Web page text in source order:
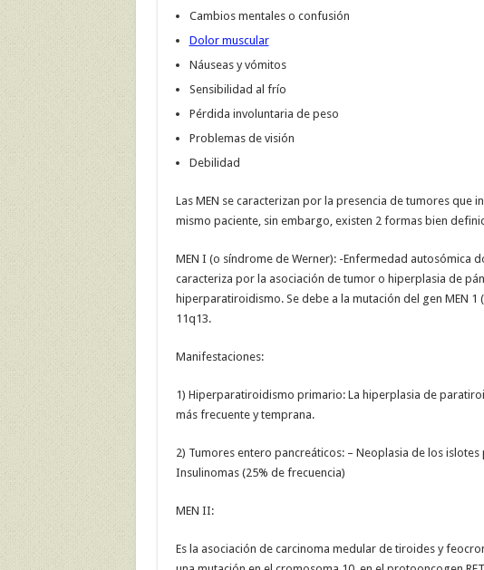
Cambios mentales o confusión
Dolor muscular
Náuseas y vómitos
Sensibilidad al frío
Pérdida involuntaria de peso
Problemas de visión
Debilidad
Las MEN se caracterizan por la presencia de tumores que
mismo paciente, sin embargo, existen 2 formas bien
MEN I (o síndrome de Werner): -Enfermedad autosómica
caracteriza por la asociación de tumor o hiperplasia de
hiperparatiroidismo. Se debe a la mutación del gen MEN
11q13.
Manifestaciones:
1) Hiperparatiroidismo primario: La hiperplasia de
más frecuente y temprana.
2) Tumores entero pancreáticos: – Neoplasia de los islotes
Insulinomas (25% de frecuencia)
MEN II:
Es la asociación de carcinoma medular de tiroides y